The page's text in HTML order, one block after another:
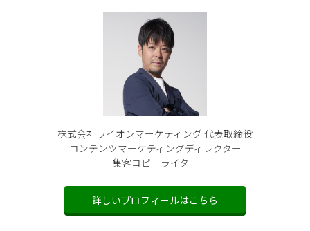
株式会社ライオンマーケティング 代表取締役
コンテンツマーケティングディレクター
集客コピーライター
詳しいプロフィールはこちら